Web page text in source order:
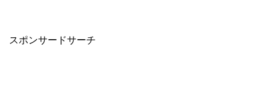
スポンサードサーチ